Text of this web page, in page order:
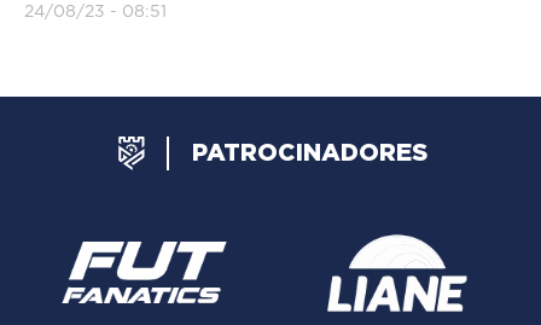
24/08/23 - 08:51
PATROCINADORES